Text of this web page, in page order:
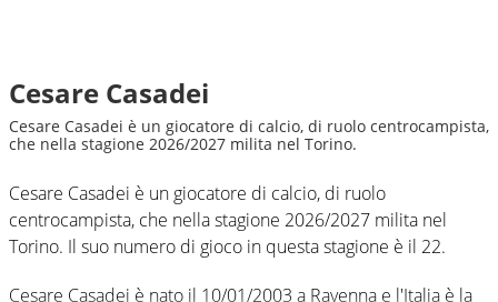
Cesare Casadei
Cesare Casadei è un giocatore di calcio, di ruolo centrocampista,
che nella stagione 2026/2027 milita nel Torino.
Cesare Casadei è un giocatore di calcio, di ruolo
centrocampista, che nella stagione 2026/2027 milita nel
Torino. Il suo numero di gioco in questa stagione è il 22.
Cesare Casadei è nato il 10/01/2003 a Ravenna e l'Italia è la